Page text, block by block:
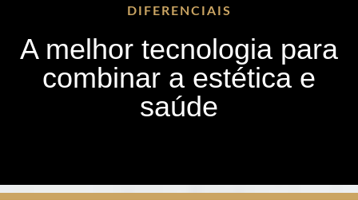
DIFERENCIAIS
A melhor tecnologia para
combinar a estética e
saúde